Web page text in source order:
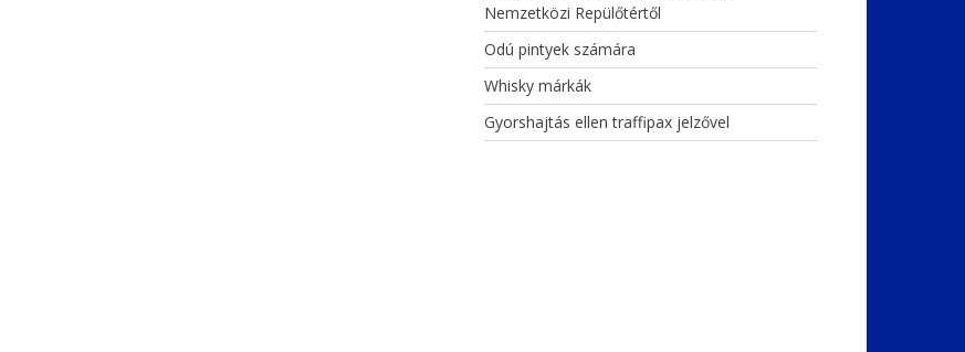
Nemzetközi Repülőtértől
Odú pintyek számára
Whisky márkák
Gyorshajtás ellen traffipax jelzővel